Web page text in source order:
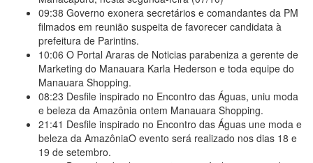
09:38 Governo exonera secretários e comandantes da PM
filmados em reunião suspeita de favorecer candidata à
prefeitura de Parintins.
10:06 O Portal Araras de Noticias parabeniza a gerente de
Marketing do Manauara Karla Hederson e toda equipe do
Manauara Shopping.
08:23 Desfile inspirado no Encontro das Águas, uniu moda
e beleza da Amazônia ontem Manauara Shopping.
21:41 Desfile inspirado no Encontro das Águas une moda e
beleza da AmazôniaO evento será realizado nos dias 18 e
19 de setembro.